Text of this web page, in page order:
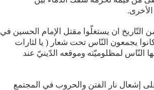
ان يستغلّوا مقتل الإمام الحسين في
يجمعون النّاس تحت شعار ( يا لثارات
النّاس لمظلوميّته وموقعه الدّينيّ عند
إشعال نار الفتن والحروب في المجتمع